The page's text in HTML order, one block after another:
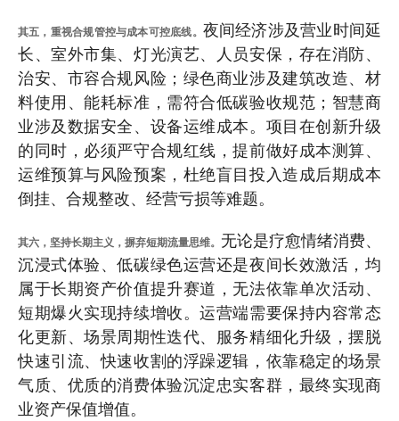
其五，重视合规管控与成本可控底线。 夜间经济涉及营业时间延
长、室外市集、灯光演艺、人员安保，存在消防、
治安、市容合规风险；绿色商业涉及建筑改造、材
料使用、能耗标准，需符合低碳验收规范；智慧商
业涉及数据安全、设备运维成本。项目在创新升级
的同时，必须严守合规红线，提前做好成本测算、
运维预算与风险预案，杜绝盲目投入造成后期成本
倒挂、合规整改、经营亏损等难题。
其六，坚持长期主义，摒弃短期流量思维。 无论是疗愈情绪消费、
沉浸式体验、低碳绿色运营还是夜间长效激活，均
属于长期资产价值提升赛道，无法依靠单次活动、
短期爆火实现持续增收。运营端需要保持内容常态
化更新、场景周期性迭代、服务精细化升级，摆脱
快速引流、快速收割的浮躁逻辑，依靠稳定的场景
气质、优质的消费体验沉淀忠实客群，最终实现商
业资产保值增值。